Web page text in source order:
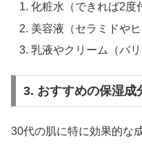
化粧水（できれば2度
美容液（セラミドや
乳液やクリーム（バリ
3. おすすめの保湿成
30代の肌に特に効果的な